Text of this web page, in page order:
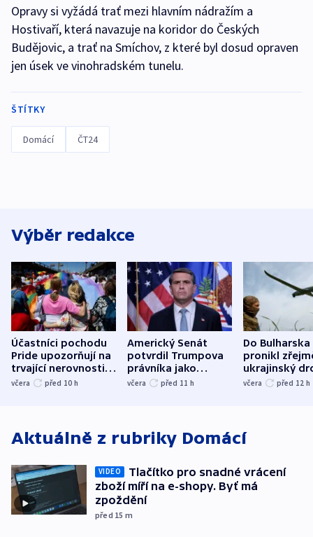
Opravy si vyžádá trať mezi hlavním nádražím a
Hostivaří, která navazuje na koridor do Českých
Budějovic, a trať na Smíchov, z které byl dosud opraven
jen úsek ve vinohradském tunelu.
ŠTÍTKY
Domácí ČT24
Výběr redakce
Účastníci pochodu
Pride upozorňují na
trvající nerovnosti i
společenskou
včera před 10 h
Americký Senát
potvrdil Trumpova
právníka jako
ministra
včera před 11 h
Do Bulharska
pronikl
ukrajinský
explodoval
včera před 12 h
Aktuálně z rubriky Domácí
VIDEO
Tlačítko pro snadné vrácení
zboží míří na e-shopy. Byť má
zpoždění
před 15 m